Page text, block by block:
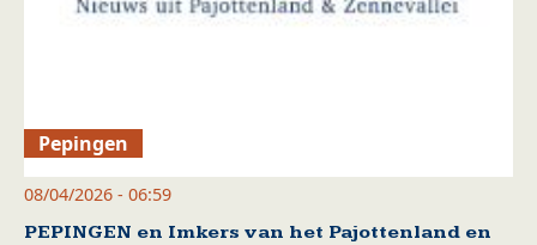
Pepingen
08/04/2026 - 06:59
PEPINGEN en Imkers van het Pajottenland en